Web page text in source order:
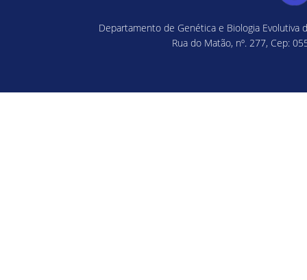
Departamento de Genética e Biologia Evolutiva
Rua do Matão, nº. 277, Cep: